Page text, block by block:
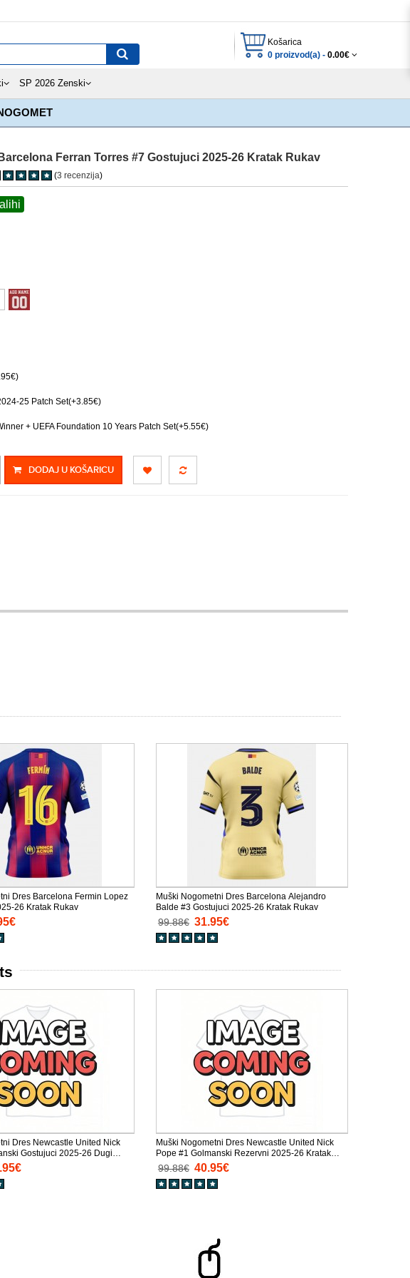
Košarica
0 proizvod(a) - 0.00€
SP 2026 Zenski
Ferran Torres #7 Gostujuci 2025-26 Kratak Rukav
(3 recenzija)
25 Patch Set(+3.85€)
+ UEFA Foundation 10 Years Patch Set(+5.55€)
DODAJ U KOŠARICU
Dres Barcelona Fermin Lopez
26 Kratak Rukav
Muški Nogometni Dres Barcelona Alejandro
Balde #3 Gostujuci 2025-26 Kratak Rukav
99.88€ 31.95€
Dres Newcastle United Nick
Gostujuci 2025-26 Dugi
Muški Nogometni Dres Newcastle United Nick
Pope #1 Golmanski Rezervni 2025-26 Kratak
Rukav
99.88€ 40.95€